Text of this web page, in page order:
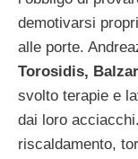
demotivarsi
alle porte.
Torosidis,
svolto terapie e
dai loro
riscaldamento,